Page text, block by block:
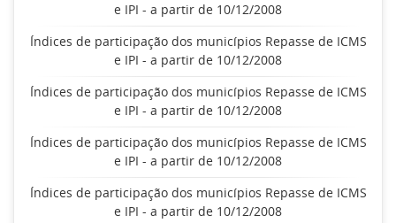
e IPI - a partir de 10/12/2008
Índices de participação dos municípios Repasse de ICMS
e IPI - a partir de 10/12/2008
Índices de participação dos municípios Repasse de ICMS
e IPI - a partir de 10/12/2008
Índices de participação dos municípios Repasse de ICMS
e IPI - a partir de 10/12/2008
Índices de participação dos municípios Repasse de ICMS
e IPI - a partir de 10/12/2008